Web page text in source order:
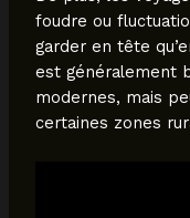
foudre ou
garder en tête
est généralement
modernes, mais
certaines zones